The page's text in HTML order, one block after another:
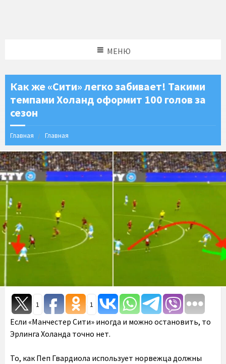
МЕНЮ
Как же «Сити» легко забивает! Такими
темпами Холанд оформит 100 голов за
сезон
Главная Главная
1 1
Если «Манчестер Сити» иногда и можно остановить, то
Эрлинга Холанда точно нет.
То, как Пеп Гвардиола использует норвежца должны